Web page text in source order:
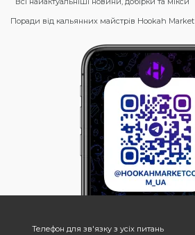
Поради від кальянних майстрів Hookah Market
Телефон для зв'язку з усіх питань